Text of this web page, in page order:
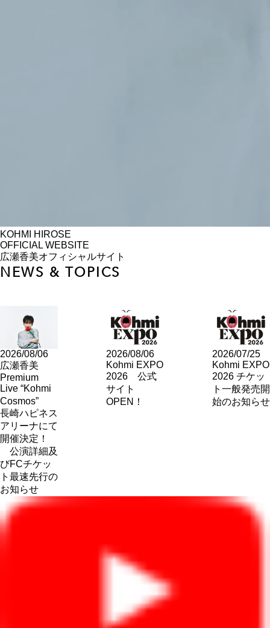
KOHMI HIROSE
OFFICIAL WEBSITE
広瀬香美オフィシャルサイト
NEWS & TOPICS
2026/08/06
広瀬香美
Premium
Live “Kohmi
Cosmos”
長崎ハピネス
アリーナにて
開催決定！
公演詳細及
びFCチケッ
ト最速先行の
お知らせ
2026/08/06
Kohmi EXPO
2026 公式
サイト
OPEN！
2026/07/25
Kohmi EXPO
2026 チケッ
ト一般発売開
始のお知らせ